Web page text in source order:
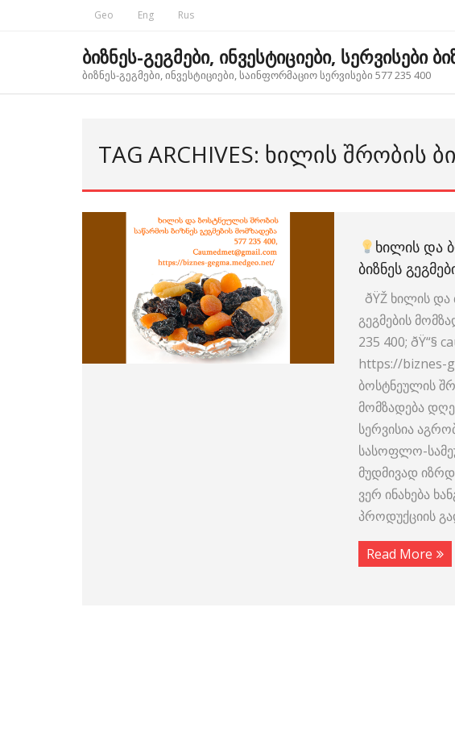
Geo Eng Rus
ბიზნეს-გეგმები, ინვესტიციები, სერვისები
ბიზნეს-გეგმები, ინვესტიციები, საინფორმაციო სერვისები 577 235 400
TAG ARCHIVES: ᲮᲘᲚᲘᲡ ᲨᲠᲝᲑᲘᲡ
ᲮᲘᲚᲘᲡ ᲓᲐ
ᲑᲘᲖᲜᲔᲡ
ðŸŽ ხილის
გეგმების
235 400; ðŸ“§
https://biznes-
ბოსტნეულის
მომზადება
სერვისია
სასოფლო-
მუდმივად
ვერ ინახება
პროდუქციის
Read More